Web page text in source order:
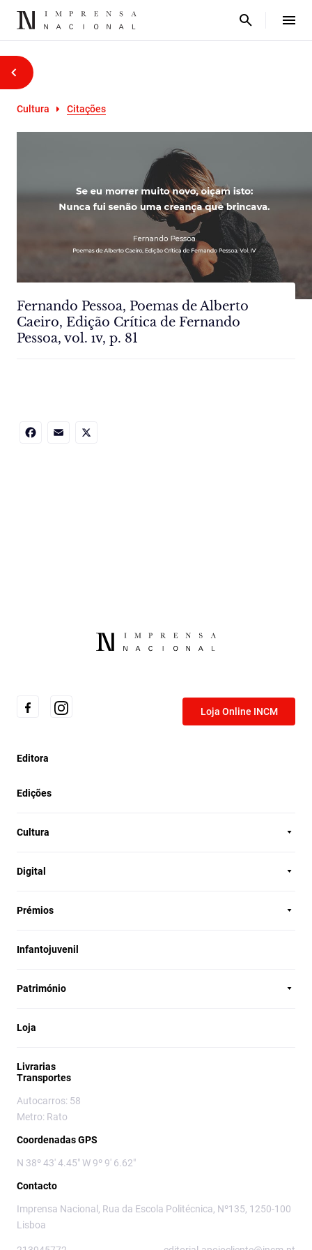
Cultura Citações
Fernando Pessoa, Poemas de Alberto
Caeiro, Edição Crítica de Fernando
Pessoa, vol. ıv, p. 81
Loja Online INCM
Editora
Edições
Cultura
Digital
Prémios
Infantojuvenil
Património
Loja
Livrarias
Transportes
Autocarros: 58
Metro: Rato
Coordenadas GPS
N 38º 43' 4.45" W 9º 9' 6.62"
Contacto
Imprensa Nacional, Rua da Escola Politécnica, Nº135, 1250-100
Lisboa